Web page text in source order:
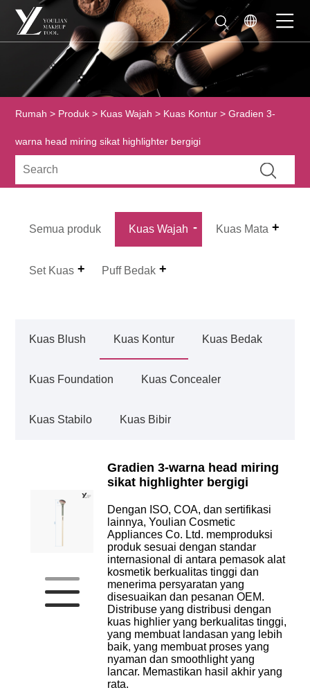
Rumah > Produk > Kuas Wajah > Kuas Kontur > Gradien 3-
warna head miring sikat highlighter bergigi
Semua produk Kuas Wajah Kuas Mata
Set Kuas Puff Bedak
Kuas Blush Kuas Kontur Kuas Bedak
Kuas Foundation Kuas Concealer
Kuas Stabilo Kuas Bibir
Gradien 3-warna head miring
sikat highlighter bergigi
Dengan ISO, COA, dan sertifikasi
lainnya, Youlian Cosmetic
Appliances Co. Ltd. memproduksi
produk sesuai dengan standar
internasional di antara pemasok alat
kosmetik berkualitas tinggi dan
menerima persyaratan yang
disesuaikan dan pesanan OEM.
Distribuse yang distribusi dengan
kuas highlier yang berkualitas tinggi,
yang membuat landasan yang lebih
baik, yang membuat proses yang
nyaman dan smoothlight yang
lancar. Memastikan hasil akhir yang
rata.